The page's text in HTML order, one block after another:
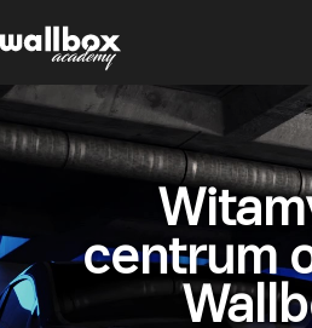
centrum